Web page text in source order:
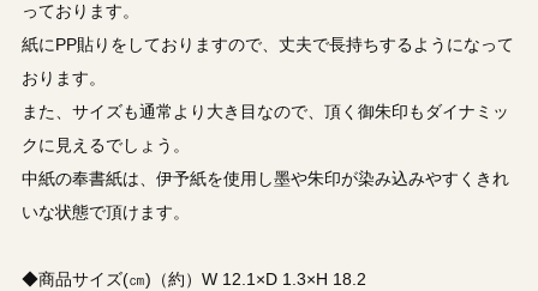
っております。
紙にPP貼りをしておりますので、丈夫で長持ちするようになって
おります。
また、サイズも通常より大き目なので、頂く御朱印もダイナミッ
クに見えるでしょう。
中紙の奉書紙は、伊予紙を使用し墨や朱印が染み込みやすくきれ
いな状態で頂けます。
◆商品サイズ(㎝)（約）W 12.1×D 1.3×H 18.2